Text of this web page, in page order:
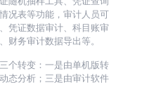
况表等功能，审计人员可
凭证数据审计、科目账审
财务审计数据导出等。
个转变：一是由单机版转
态分析；三是由审计软件